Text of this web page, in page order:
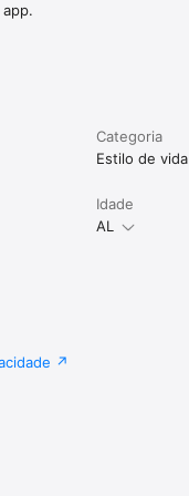
Categoria
Estilo de vida
Idade
AL